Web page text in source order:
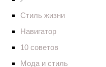
Стиль жизни
Навигатор
10 советов
Мода и стиль